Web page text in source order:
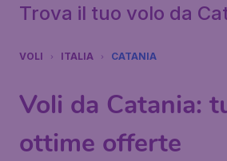
Trova il tuo volo da
VOLI ITALIA CATANIA
Voli da Catania:
ottime offerte